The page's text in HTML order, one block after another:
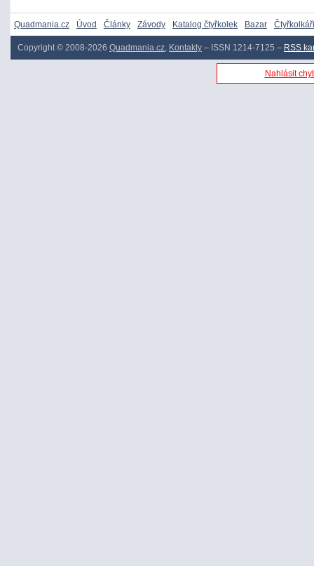
Quadmania.cz Úvod Články Závody Katalog čtyřkolek Bazar Čtyřkolkáři
Copyright © 2008-2026 Quadmania.cz, Kontakty – ISSN 1214-7125 – RSS
Nahlásit